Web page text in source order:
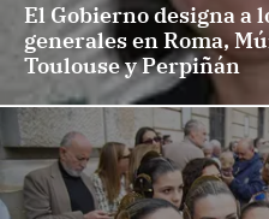
El Gobierno designa a
generales en Roma,
Toulouse y Perpiñán